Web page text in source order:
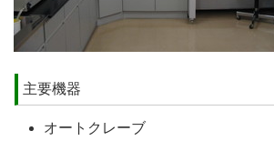
主要機器
オートクレーブ